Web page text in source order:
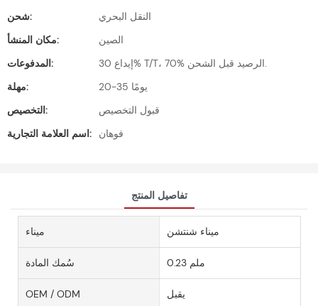
شحن:
النقل البحري
مكان المنشأ:
الصين
المدفوعات:
إيداع 30% T/T، 70% الرصيد قبل الشحن.
مهلة:
20-35 يومًا
التخصيص:
قبول التخصيص
اسم العلامة التجارية:
فوهان
تفاصيل المنتج
ميناء ميناء شنتشن
سُمك المادة 0.23 ملم
OEM / ODM يقبل